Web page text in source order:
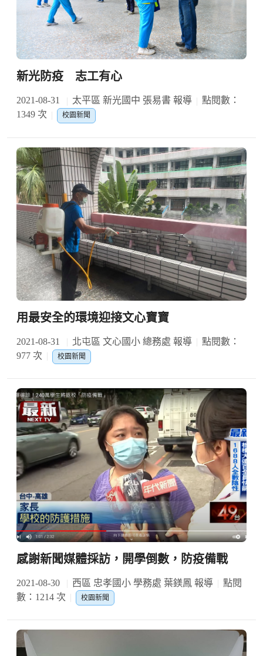
新光防疫 志工有心
2021-08-31 太平區 新光國中 張易書 報導
點閱數：
1349 次
校園新聞
用最安全的環境迎接文心寶寶
2021-08-31 北屯區 文心國小 總務處 報導
點閱數：
977 次
校園新聞
感謝新聞媒體採訪，開學倒數，防疫備戰
2021-08-30 西區 忠孝國小 學務處 葉鎂鳳 報導
點閱
數：1214 次
校園新聞